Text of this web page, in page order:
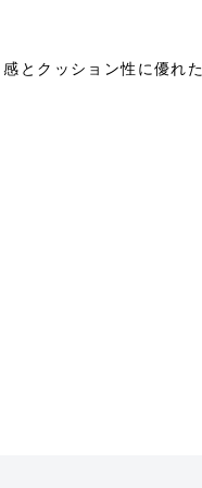
とクッション性に優れ